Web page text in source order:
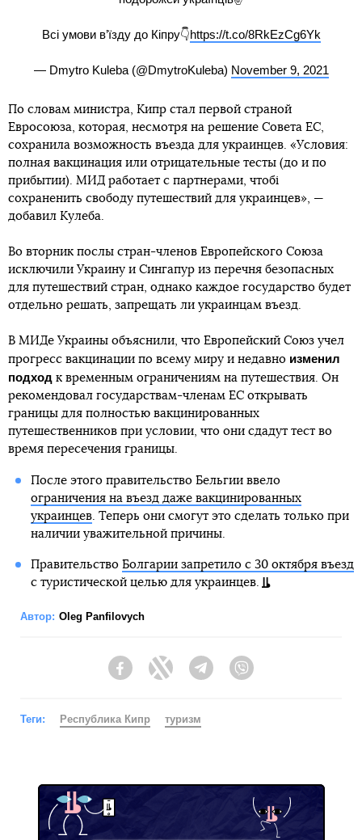
Всі умови в’їзду до Кіпру👇https://t.co/8RkEzCg6Yk
— Dmytro Kuleba (@DmytroKuleba) November 9, 2021
По словам министра, Кипр стал первой страной
Евросоюза, которая, несмотря на решение Совета ЕС,
сохранила возможность въезда для украинцев. «Условия:
полная вакцинация или отрицательные тесты (до и по
прибытии). МИД работает с партнерами, чтобі
сохраненить свободу путешествий для украинцев», —
добавил Кулеба.
Во вторник послы стран-членов Европейского Союза
исключили Украину и Сингапур из перечня безопасных
для путешествий стран, однако каждое государство будет
отдельно решать, запрещать ли украинцам въезд.
В МИДе Украины объяснили, что Европейский Союз учел
прогресс вакцинации по всему миру и недавно изменил
подход к временным ограничениям на путешествия. Он
рекомендовал государствам-членам ЕС открывать
границы для полностью вакцинированных
путешественников при условии, что они сдадут тест во
время пересечения границы.
После этого правительство Бельгии ввело
ограничения на въезд даже вакцинированных
украинцев. Теперь они смогут это сделать только при
наличии уважительной причины.
Правительство Болгарии запретило с 30 октября въезд
с туристической целью для украинцев.
Автор: Oleg Panfilovych
FacebookTwitter Telegram
Теги: Республика Кипр туризм